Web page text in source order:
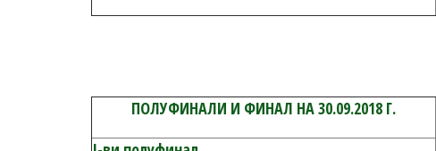
ПОЛУФИНАЛИ И ФИНАЛ НА 30.09.2018 Г.